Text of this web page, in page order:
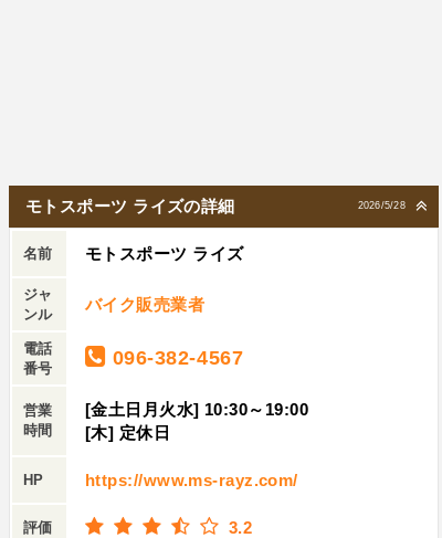
2026/5/28
モトスポーツ ライズの詳細
名前 モトスポーツ ライズ
ジャ
ンル
バイク販売業者
電話
番号
096-382-4567
営業
時間
[金土日月火水] 10:30～19:00
[木] 定休日
HP https://www.ms-rayz.com/
評価 3.2